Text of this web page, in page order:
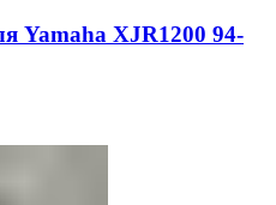
Yamaha XJR1200 94-